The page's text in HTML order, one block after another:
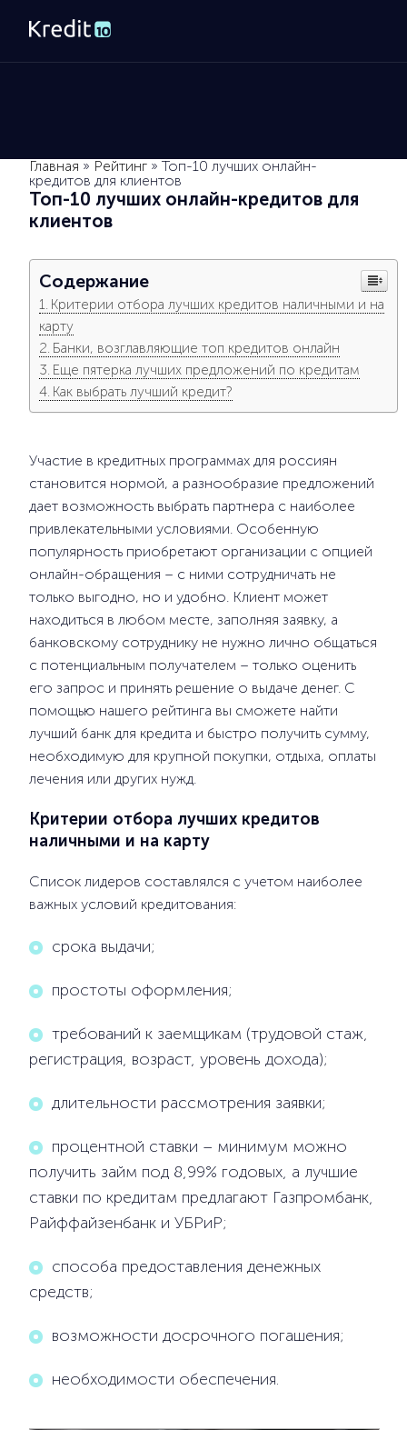
Главная » Рейтинг » Топ-10 лучших онлайн-
кредитов для клиентов
Топ-10 лучших онлайн-кредитов для
клиентов
Содержание
Критерии отбора лучших кредитов наличными и на
карту
Банки, возглавляющие топ кредитов онлайн
Еще пятерка лучших предложений по кредитам
Как выбрать лучший кредит?
Участие в кредитных программах для россиян
становится нормой, а разнообразие предложений
дает возможность выбрать партнера с наиболее
привлекательными условиями. Особенную
популярность приобретают организации с опцией
онлайн-обращения – с ними сотрудничать не
только выгодно, но и удобно. Клиент может
находиться в любом месте, заполняя заявку, а
банковскому сотруднику не нужно лично общаться
с потенциальным получателем – только оценить
его запрос и принять решение о выдаче денег. С
помощью нашего рейтинга вы сможете найти
лучший банк для кредита и быстро получить сумму,
необходимую для крупной покупки, отдыха, оплаты
лечения или других нужд.
Критерии отбора лучших кредитов
наличными и на карту
Список лидеров составлялся с учетом наиболее
важных условий кредитования:
срока выдачи;
простоты оформления;
требований к заемщикам (трудовой стаж,
регистрация, возраст, уровень дохода);
длительности рассмотрения заявки;
процентной ставки – минимум можно
получить займ под 8,99% годовых, а лучшие
ставки по кредитам предлагают Газпромбанк,
Райффайзенбанк и УБРиР;
способа предоставления денежных
средств;
возможности досрочного погашения;
необходимости обеспечения.